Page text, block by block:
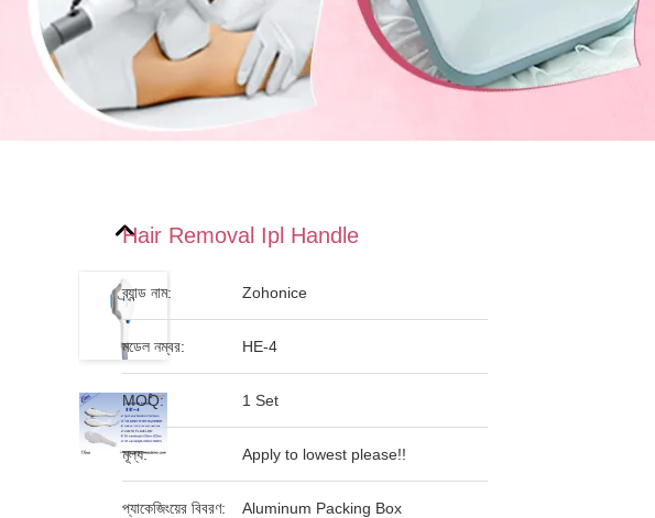
Hair Removal Ipl Handle
ব্র্যান্ড নাম: Zohonice
মডেল নম্বর: HE-4
MOQ: 1 Set
মূল্য: Apply to lowest please!!
প্যাকেজিংয়ের বিবরণ: Aluminum Packing Box